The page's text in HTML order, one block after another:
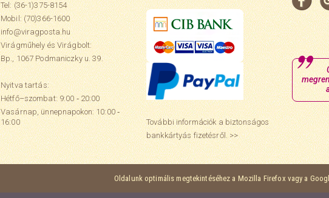
Tel: (36-1)375-8154
Mobil:(70)366-1600
info@viragposta.hu
Virágműhely és Virágbolt:
Bp., 1067 Podmaniczky u. 39.
Nyitva tartás:
Hétfő–szombat: 9:00 ‑ 20:00
Vasárnap, ünnepnapokon: 10:00 ‑
16:00
További információk a biztonságos
bankkártyás fizetésről. >>
Oldalunk optimális megtekintéséhez a Mozilla Firefox vagy a